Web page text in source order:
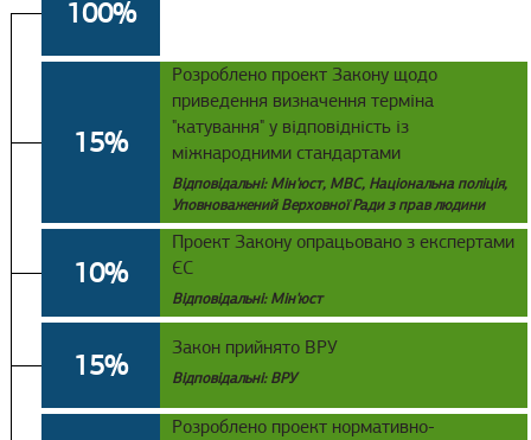
100%
15%
Розроблено проект Закону щодо
приведення визначення терміна
"катування" у відповідність із
міжнародними стандартами
Відповідальні: Мін'юст, МВС, Національна поліція,
Уповноважений Верховної Ради з прав людини
10%
Проект Закону опрацьовано з експертами
ЄС
Відповідальні: Мін'юст
15% Закон прийнято ВРУ
Відповідальні: ВРУ
Розроблено проект нормативно-